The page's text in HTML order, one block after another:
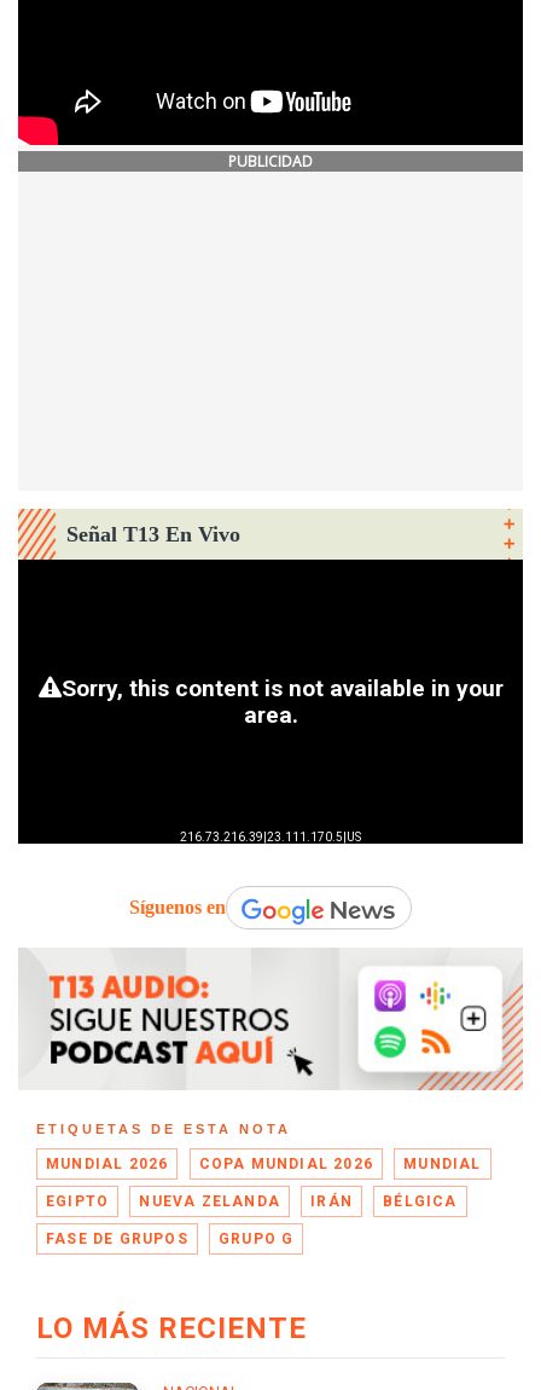
PUBLICIDAD
Señal T13 En Vivo
Síguenos en
ETIQUETAS DE ESTA NOTA
MUNDIAL 2026 COPA MUNDIAL 2026 MUNDIAL
EGIPTO NUEVA ZELANDA IRÁN BÉLGICA
FASE DE GRUPOS GRUPO G
LO MÁS RECIENTE